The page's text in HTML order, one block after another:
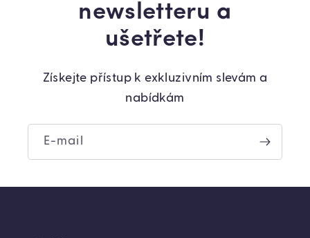
newsletteru a
ušetřete!
Získejte přístup k exkluzivním slevám a
nabídkám
E-mail